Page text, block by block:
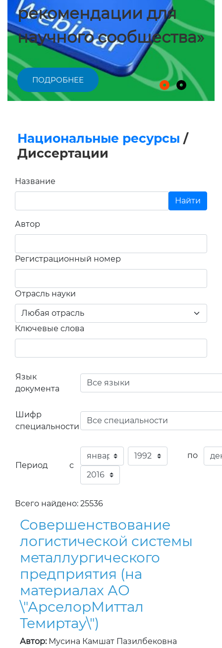
рекомендации для
научного сообщества»
ПОДРОБНЕЕ
Национальные ресурсы /
Диссертации
Название
Автор
Регистрационный номер
Отрасль науки
Ключевые слова
Язык
документа
Шифр
специальности
Период с
по
Всего найдено: 25536
Совершенствование
логистической системы
металлургического
предприятия (на
материалах АО
\"АрселорМиттал
Темиртау\")
Автор:Мусина Камшат Пазилбековна